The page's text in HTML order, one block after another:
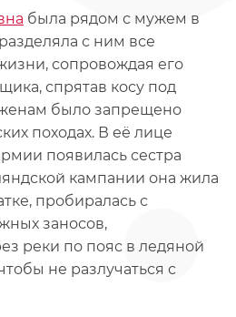
была рядом с мужем в
с ним все
сопровождая его
спрятав косу под
было запрещено
походах. В её лице
появилась сестра
кампании она жила
пробиралась с
заносов,
реки по пояс в ледяной
не разлучаться с